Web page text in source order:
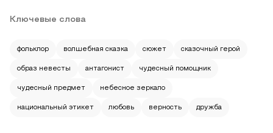
Ключевые слова
фольклор волшебная сказка сюжет сказочный герой
образ невесты антагонист чудесный помощник
чудесный предмет небесное зеркало
национальный этикет любовь верность дружба